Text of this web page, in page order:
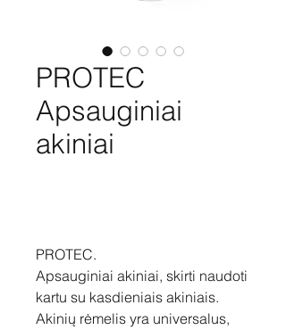
PROTEC
Apsauginiai
akiniai
PROTEC.
Apsauginiai akiniai, skirti naudoti
kartu su kasdieniais akiniais.
Akinių rėmelis yra universalus,